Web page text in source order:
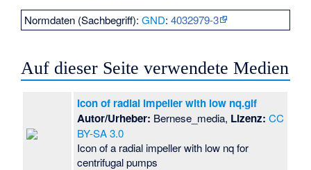
Normdaten (Sachbegriff):GND:4032979-3
Auf dieser Seite verwendete Medien
Icon of radial impeller with low nq.gif
Autor/Urheber: Bernese_media, Lizenz: CC
BY-SA 3.0
Icon of a radial impeller with low nq for
centrifugal pumps